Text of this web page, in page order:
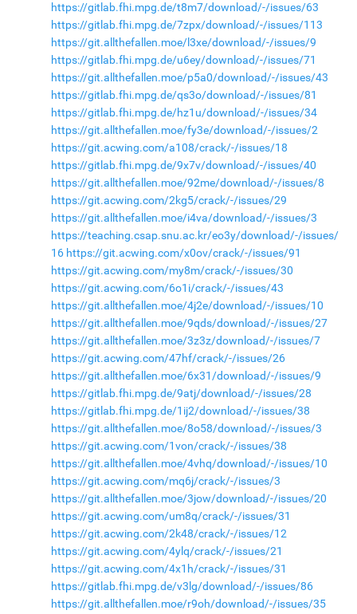
https://gitlab.fhi.mpg.de/t8m7/download/-/issues/63
https://gitlab.fhi.mpg.de/7zpx/download/-/issues/113
https://git.allthefallen.moe/l3xe/download/-/issues/9
https://gitlab.fhi.mpg.de/u6ey/download/-/issues/71
https://git.allthefallen.moe/p5a0/download/-/issues/43
https://gitlab.fhi.mpg.de/qs3o/download/-/issues/81
https://gitlab.fhi.mpg.de/hz1u/download/-/issues/34
https://git.allthefallen.moe/fy3e/download/-/issues/2
https://git.acwing.com/a108/crack/-/issues/18
https://gitlab.fhi.mpg.de/9x7v/download/-/issues/40
https://git.allthefallen.moe/92me/download/-/issues/8
https://git.acwing.com/2kg5/crack/-/issues/29
https://git.allthefallen.moe/i4va/download/-/issues/3
https://teaching.csap.snu.ac.kr/eo3y/download/-/issues/
16 https://git.acwing.com/x0ov/crack/-/issues/91
https://git.acwing.com/my8m/crack/-/issues/30
https://git.acwing.com/6o1i/crack/-/issues/43
https://git.allthefallen.moe/4j2e/download/-/issues/10
https://git.allthefallen.moe/9qds/download/-/issues/27
https://git.allthefallen.moe/3z3z/download/-/issues/7
https://git.acwing.com/47hf/crack/-/issues/26
https://git.allthefallen.moe/6x31/download/-/issues/9
https://gitlab.fhi.mpg.de/9atj/download/-/issues/28
https://gitlab.fhi.mpg.de/1ij2/download/-/issues/38
https://git.allthefallen.moe/8o58/download/-/issues/3
https://git.acwing.com/1von/crack/-/issues/38
https://git.allthefallen.moe/4vhq/download/-/issues/10
https://git.acwing.com/mq6j/crack/-/issues/3
https://git.allthefallen.moe/3jow/download/-/issues/20
https://git.acwing.com/um8q/crack/-/issues/31
https://git.acwing.com/2k48/crack/-/issues/12
https://git.acwing.com/4ylq/crack/-/issues/21
https://git.acwing.com/4x1h/crack/-/issues/31
https://gitlab.fhi.mpg.de/v3lg/download/-/issues/86
https://git.allthefallen.moe/r9oh/download/-/issues/35